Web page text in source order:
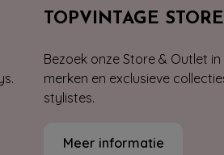
TOPVINTAGE
Bezoek onze Store & Outlet
merken en exclusieve
stylistes.
Meer informatie